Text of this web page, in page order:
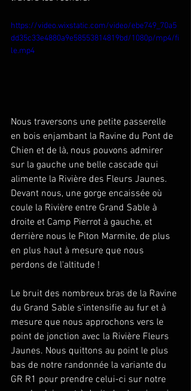
https://video.wixstatic.com/video/ebe749_70a5
dd35c33e4880a9e58553814819bd/1080p/mp4/fi
le.mp4
Nous traversons une petite passerelle
en bois enjambant la Ravine du Pont de
Chien et de là, nous pouvons admirer
sur la gauche une belle cascade qui
alimente la Rivière des Fleurs Jaunes.
Devant nous, une gorge encaissée où
coule la Rivière entre Grand Sable à
droite et Camp Pierrot à gauche, et
derrière nous le Piton Marmite, de plus
en plus haut à mesure que nous
perdons de l'altitude !
Le bruit des nombreux bras de la Ravine
du Grand Sable s'intensifie au fur et à
mesure que nous approchons vers le
point de jonction avec la Rivière Fleurs
Jaunes. Nous quittons au point le plus
bas de notre randonnée la variante du
GR R1 pour prendre celui-ci sur notre